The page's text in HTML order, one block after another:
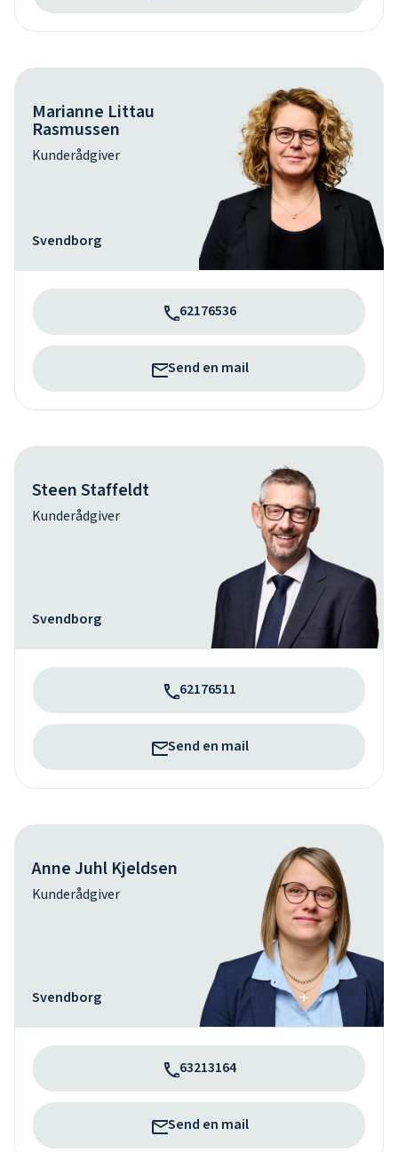
Marianne Littau
Rasmussen
Kunderådgiver
Svendborg
62176536
Send en mail
Steen Staffeldt
Kunderådgiver
Svendborg
62176511
Send en mail
Anne Juhl Kjeldsen
Kunderådgiver
Svendborg
63213164
Send en mail